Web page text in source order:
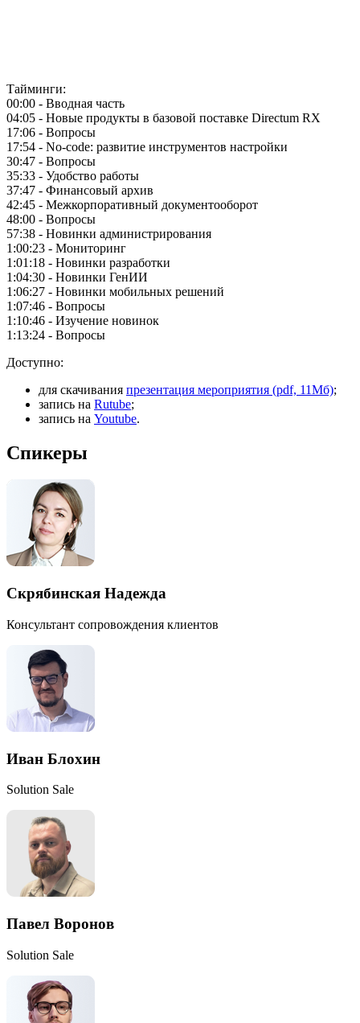
Тайминги:
00:00 - Вводная часть
04:05 - Новые продукты в базовой поставке Directum RX
17:06 - Вопросы
17:54 - No-code: развитие инструментов настройки
30:47 - Вопросы
35:33 - Удобство работы
37:47 - Финансовый архив
42:45 - Межкорпоративный документооборот
48:00 - Вопросы
57:38 - Новинки администрирования
1:00:23 - Мониторинг
1:01:18 - Новинки разработки
1:04:30 - Новинки ГенИИ
1:06:27 - Новинки мобильных решений
1:07:46 - Вопросы
1:10:46 - Изучение новинок
1:13:24 - Вопросы
Доступно:
для скачивания презентация мероприятия (pdf, 11Мб);
запись на Rutube;
запись на Youtube.
Спикеры
Скрябинская Надежда
Консультант сопровождения клиентов
Иван Блохин
Solution Sale
Павел Воронов
Solution Sale